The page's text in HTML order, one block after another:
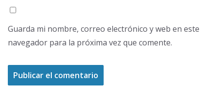
Guarda mi nombre, correo electrónico y web en este
navegador para la próxima vez que comente.